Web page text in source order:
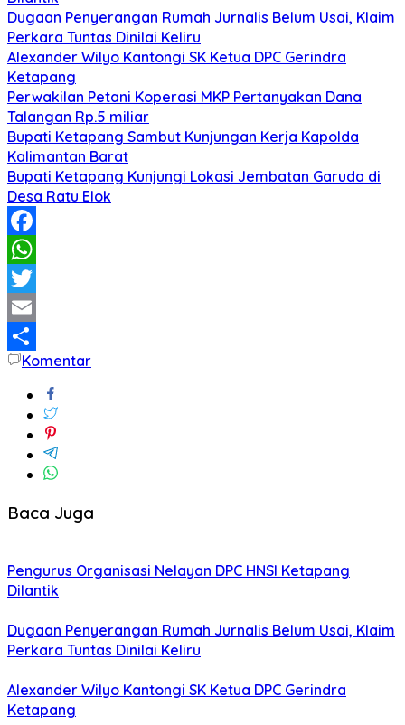
Dugaan Penyerangan Rumah Jurnalis Belum Usai, Klaim
Perkara Tuntas Dinilai Keliru
Alexander Wilyo Kantongi SK Ketua DPC Gerindra
Ketapang
Perwakilan Petani Koperasi MKP Pertanyakan Dana
Talangan Rp.5 miliar
Bupati Ketapang Sambut Kunjungan Kerja Kapolda
Kalimantan Barat
Bupati Ketapang Kunjungi Lokasi Jembatan Garuda di
Desa Ratu Elok
Facebook
WhatsApp
Twitter
Email
Share
Komentar
Baca Juga
Pengurus Organisasi Nelayan DPC HNSI Ketapang
Dilantik
Dugaan Penyerangan Rumah Jurnalis Belum Usai, Klaim
Perkara Tuntas Dinilai Keliru
Alexander Wilyo Kantongi SK Ketua DPC Gerindra
Ketapang